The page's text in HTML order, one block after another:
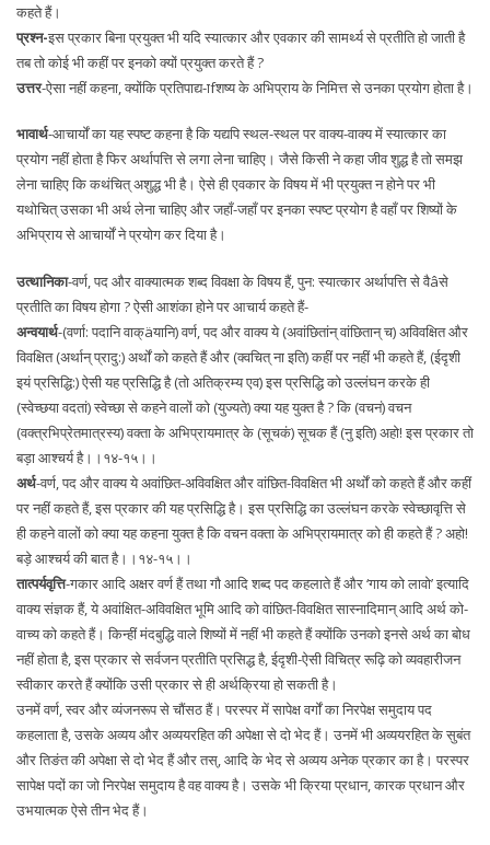
कहते हैं।
प्रश्न-इस प्रकार बिना प्रयुक्त भी यदि स्यात्कार और एवकार की सामर्थ्य से प्रतीति हो जाती है
तब तो कोई भी कहीं पर इनको क्यों प्रयुक्त करते हैं ?
उत्तर-ऐसा नहीं कहना, क्योंकि प्रतिपाद्य-ाfशष्य के अभिप्राय के निमित्त से उनका प्रयोग होता है।
भावार्थ-आचार्यों का यह स्पष्ट कहना है कि यद्यपि स्थल-स्थल पर वाक्य-वाक्य में स्यात्कार का
प्रयोग नहीं होता है फिर अर्थापत्ति से लगा लेना चाहिए। जैसे किसी ने कहा जीव शुद्ध है तो समझ
लेना चाहिए कि कथंचित् अशुद्ध भी है। ऐसे ही एवकार के विषय में भी प्रयुक्त न होने पर भी
यथोचित् उसका भी अर्थ लेना चाहिए और जहाँ-जहाँ पर इनका स्पष्ट प्रयोग है वहाँ पर शिष्यों के
अभिप्राय से आचार्यों ने प्रयोग कर दिया है।
उत्थानिका-वर्ण, पद और वाक्यात्मक शब्द विवक्षा के विषय हैं, पुन: स्यात्कार अर्थापत्ति से वैâसे
प्रतीति का विषय होगा ? ऐसी आशंका होने पर आचार्य कहते हैं-
अन्वयार्थ-(वर्णा: पदानि वाक्äयानि) वर्ण, पद और वाक्य ये (अवांछितांन् वांछितान् च) अविवक्षित और
विवक्षित (अर्थान् प्रादु:) अर्थों को कहते हैं और (क्वचित् ना इति) कहीं पर नहीं भी कहते हैं, (ईदृशी
इयं प्रसिद्धि:) ऐसी यह प्रसिद्धि है (तो अतिक्रम्य एव) इस प्रसिद्धि को उल्लंघन करके ही
(स्वेच्छया वदतां) स्वेच्छा से कहने वालों को (युज्यते) क्या यह युक्त है ? कि (वचनं) वचन
(वक्त्रभिप्रेतमात्रस्य) वक्ता के अभिप्रायमात्र के (सूचकं) सूचक हैं (नु इति) अहो! इस प्रकार तो
बड़ा आश्चर्य है।।१४-१५।।
अर्थ-वर्ण, पद और वाक्य ये अवांछित-अविवक्षित और वांछित-विवक्षित भी अर्थों को कहते हैं और कहीं
पर नहीं कहते हैं, इस प्रकार की यह प्रसिद्धि है। इस प्रसिद्धि का उल्लंघन करके स्वेच्छावृत्ति से
ही कहने वालों को क्या यह कहना युक्त है कि वचन वक्ता के अभिप्रायमात्र को ही कहते हैं ? अहो!
बड़े आश्चर्य की बात है।।१४-१५।।
तात्पर्यवृत्ति-गकार आदि अक्षर वर्ण हैं तथा गौ आदि शब्द पद कहलाते हैं और ‘गाय को लावो’ इत्यादि
वाक्य संज्ञक हैं, ये अवांक्षित-अविवक्षित भूमि आदि को वांछित-विवक्षित सास्नादिमान् आदि अर्थ को-
वाच्य को कहते हैं। किन्हीं मंदबुद्धि वाले शिष्यों में नहीं भी कहते हैं क्योंकि उनको इनसे अर्थ का बोध
नहीं होता है, इस प्रकार से सर्वजन प्रतीति प्रसिद्ध है, ईदृशी-ऐसी विचित्र रूढ़ि को व्यवहारीजन
स्वीकार करते हैं क्योंकि उसी प्रकार से ही अर्थक्रिया हो सकती है।
उनमें वर्ण, स्वर और व्यंजनरूप से चौंसठ हैं। परस्पर में सापेक्ष वर्गों का निरपेक्ष समुदाय पद
कहलाता है, उसके अव्यय और अव्ययरहित की अपेक्षा से दो भेद हैं। उनमें भी अव्ययरहित के सुबंत
और तिङंत की अपेक्षा से दो भेद हैं और तस्, आदि के भेद से अव्यय अनेक प्रकार का है। परस्पर
सापेक्ष पदों का जो निरपेक्ष समुदाय है वह वाक्य है। उसके भी क्रिया प्रधान, कारक प्रधान और
उभयात्मक ऐसे तीन भेद हैं।